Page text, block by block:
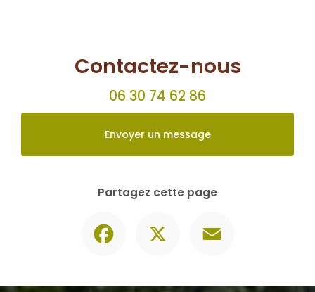
Contactez-nous
06 30 74 62 86
Envoyer un message
Partagez cette page